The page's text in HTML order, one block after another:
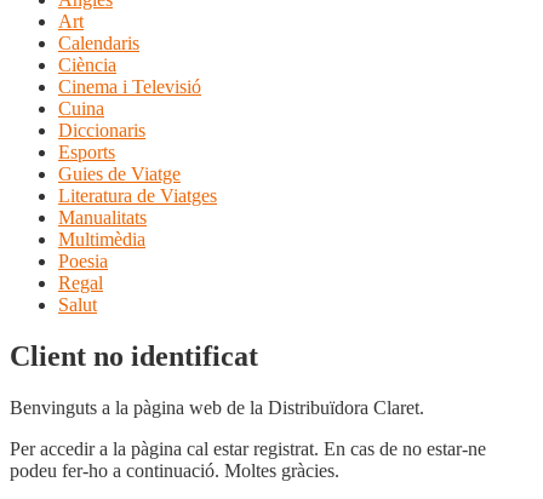
Art
Calendaris
Ciència
Cinema i Televisió
Cuina
Diccionaris
Esports
Guies de Viatge
Literatura de Viatges
Manualitats
Multimèdia
Poesia
Regal
Salut
Client no identificat
Benvinguts a la pàgina web de la Distribuïdora Claret.
Per accedir a la pàgina cal estar registrat. En cas de no estar-ne
podeu fer-ho a continuació. Moltes gràcies.